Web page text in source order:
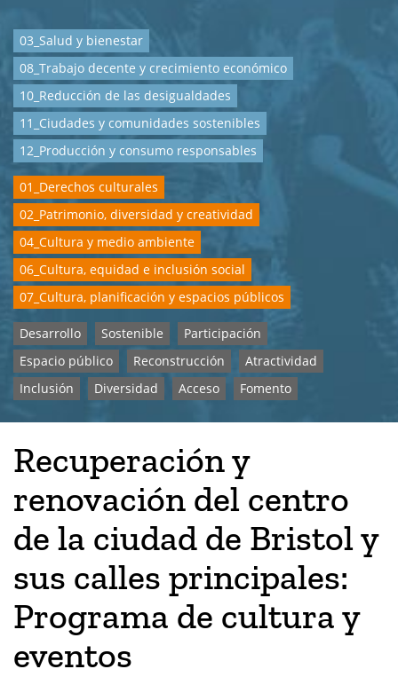
03_Salud y bienestar
08_Trabajo decente y crecimiento económico
10_Reducción de las desigualdades
11_Ciudades y comunidades sostenibles
12_Producción y consumo responsables
01_Derechos culturales
02_Patrimonio, diversidad y creatividad
04_Cultura y medio ambiente
06_Cultura, equidad e inclusión social
07_Cultura, planificación y espacios públicos
Desarrollo Sostenible
Participación
Espacio público
Reconstrucción
Atractividad
Inclusión
Diversidad Acceso Fomento
Recuperación y
renovación del centro
de la ciudad de Bristol y
sus calles principales:
Programa de cultura y
eventos